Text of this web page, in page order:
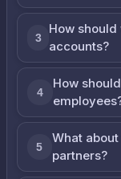
3
How
accounts?
4
How
5
What
partners?